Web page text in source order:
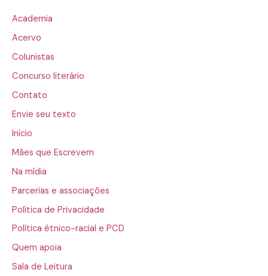
Academia
Acervo
Colunistas
Concurso literário
Contato
Envie seu texto
Início
Mães que Escrevem
Na mídia
Parcerias e associações
Política de Privacidade
Política étnico-racial e PCD
Quem apoia
Sala de Leitura